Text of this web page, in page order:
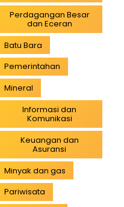
Perdagangan Besar
dan Eceran
Batu Bara
Pemerintahan
Mineral
Informasi dan
Komunikasi
Keuangan dan
Asuransi
Minyak dan gas
Pariwisata